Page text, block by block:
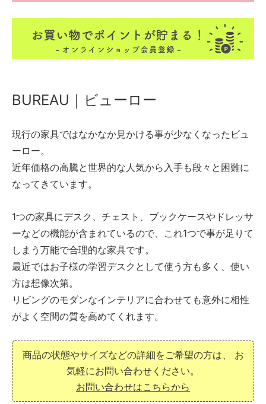
BUREAU｜ビューロー
現行の家具ではなかなか見かける事が少なくなったビュ
ーロー。
近年価格の高騰と世界的な人気から入手も段々と困難に
なってきています。
1つの家具にデスク、チェスト、ブックケースやドレッサ
ーなどの機能が含まれているので、これ1つで事が足りて
しまう万能で合理的な家具です。
最近ではお子様の学習デスクとして使う方も多く、使い
方は想像次第。
リビングのモダンなインテリアに合わせても意外に相性
がよく空間の質を高めてくれます。
商品の状態やサイズなどの詳細をご希望の方は、
お
気軽にお問い合わせください。
お問い合わせはこちらから